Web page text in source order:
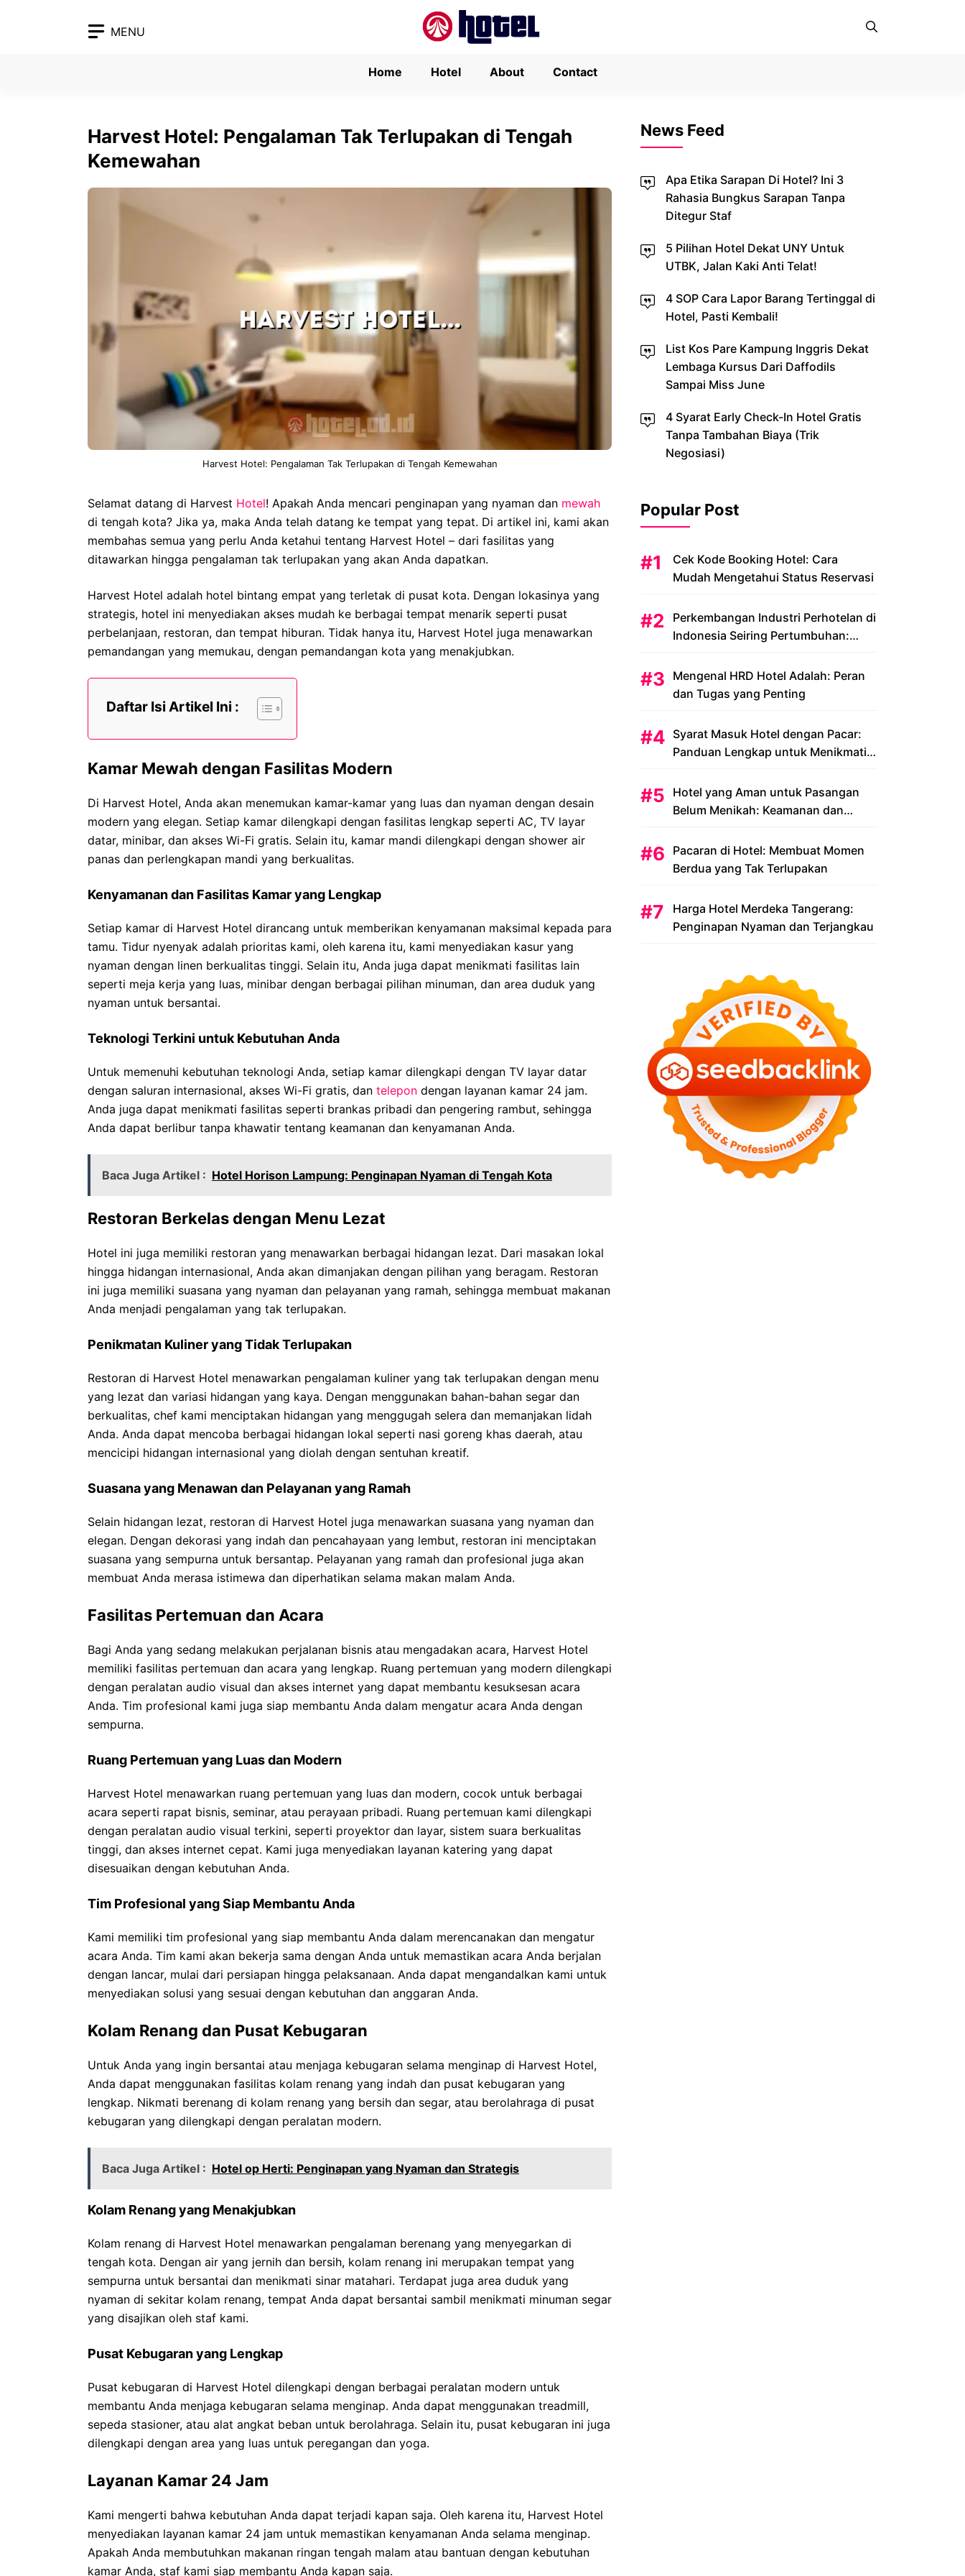
MENU
Home Hotel About Contact
Harvest Hotel: Pengalaman Tak Terlupakan di Tengah
Kemewahan
Harvest Hotel: Pengalaman Tak Terlupakan di Tengah Kemewahan
Selamat datang di Harvest Hotel! Apakah Anda mencari penginapan yang nyaman dan mewah
di tengah kota? Jika ya, maka Anda telah datang ke tempat yang tepat. Di artikel ini, kami akan
membahas semua yang perlu Anda ketahui tentang Harvest Hotel – dari fasilitas yang
ditawarkan hingga pengalaman tak terlupakan yang akan Anda dapatkan.
Harvest Hotel adalah hotel bintang empat yang terletak di pusat kota. Dengan lokasinya yang
strategis, hotel ini menyediakan akses mudah ke berbagai tempat menarik seperti pusat
perbelanjaan, restoran, dan tempat hiburan. Tidak hanya itu, Harvest Hotel juga menawarkan
pemandangan yang memukau, dengan pemandangan kota yang menakjubkan.
Daftar Isi Artikel Ini :
Kamar Mewah dengan Fasilitas Modern
Di Harvest Hotel, Anda akan menemukan kamar-kamar yang luas dan nyaman dengan desain
modern yang elegan. Setiap kamar dilengkapi dengan fasilitas lengkap seperti AC, TV layar
datar, minibar, dan akses Wi-Fi gratis. Selain itu, kamar mandi dilengkapi dengan shower air
panas dan perlengkapan mandi yang berkualitas.
Kenyamanan dan Fasilitas Kamar yang Lengkap
Setiap kamar di Harvest Hotel dirancang untuk memberikan kenyamanan maksimal kepada para
tamu. Tidur nyenyak adalah prioritas kami, oleh karena itu, kami menyediakan kasur yang
nyaman dengan linen berkualitas tinggi. Selain itu, Anda juga dapat menikmati fasilitas lain
seperti meja kerja yang luas, minibar dengan berbagai pilihan minuman, dan area duduk yang
nyaman untuk bersantai.
Teknologi Terkini untuk Kebutuhan Anda
Untuk memenuhi kebutuhan teknologi Anda, setiap kamar dilengkapi dengan TV layar datar
dengan saluran internasional, akses Wi-Fi gratis, dan telepon dengan layanan kamar 24 jam.
Anda juga dapat menikmati fasilitas seperti brankas pribadi dan pengering rambut, sehingga
Anda dapat berlibur tanpa khawatir tentang keamanan dan kenyamanan Anda.
Baca Juga Artikel : Hotel Horison Lampung: Penginapan Nyaman di Tengah Kota
Restoran Berkelas dengan Menu Lezat
Hotel ini juga memiliki restoran yang menawarkan berbagai hidangan lezat. Dari masakan lokal
hingga hidangan internasional, Anda akan dimanjakan dengan pilihan yang beragam. Restoran
ini juga memiliki suasana yang nyaman dan pelayanan yang ramah, sehingga membuat makanan
Anda menjadi pengalaman yang tak terlupakan.
Penikmatan Kuliner yang Tidak Terlupakan
Restoran di Harvest Hotel menawarkan pengalaman kuliner yang tak terlupakan dengan menu
yang lezat dan variasi hidangan yang kaya. Dengan menggunakan bahan-bahan segar dan
berkualitas, chef kami menciptakan hidangan yang menggugah selera dan memanjakan lidah
Anda. Anda dapat mencoba berbagai hidangan lokal seperti nasi goreng khas daerah, atau
mencicipi hidangan internasional yang diolah dengan sentuhan kreatif.
Suasana yang Menawan dan Pelayanan yang Ramah
Selain hidangan lezat, restoran di Harvest Hotel juga menawarkan suasana yang nyaman dan
elegan. Dengan dekorasi yang indah dan pencahayaan yang lembut, restoran ini menciptakan
suasana yang sempurna untuk bersantap. Pelayanan yang ramah dan profesional juga akan
membuat Anda merasa istimewa dan diperhatikan selama makan malam Anda.
Fasilitas Pertemuan dan Acara
Bagi Anda yang sedang melakukan perjalanan bisnis atau mengadakan acara, Harvest Hotel
memiliki fasilitas pertemuan dan acara yang lengkap. Ruang pertemuan yang modern dilengkapi
dengan peralatan audio visual dan akses internet yang dapat membantu kesuksesan acara
Anda. Tim profesional kami juga siap membantu Anda dalam mengatur acara Anda dengan
sempurna.
Ruang Pertemuan yang Luas dan Modern
Harvest Hotel menawarkan ruang pertemuan yang luas dan modern, cocok untuk berbagai
acara seperti rapat bisnis, seminar, atau perayaan pribadi. Ruang pertemuan kami dilengkapi
dengan peralatan audio visual terkini, seperti proyektor dan layar, sistem suara berkualitas
tinggi, dan akses internet cepat. Kami juga menyediakan layanan katering yang dapat
disesuaikan dengan kebutuhan Anda.
Tim Profesional yang Siap Membantu Anda
Kami memiliki tim profesional yang siap membantu Anda dalam merencanakan dan mengatur
acara Anda. Tim kami akan bekerja sama dengan Anda untuk memastikan acara Anda berjalan
dengan lancar, mulai dari persiapan hingga pelaksanaan. Anda dapat mengandalkan kami untuk
menyediakan solusi yang sesuai dengan kebutuhan dan anggaran Anda.
Kolam Renang dan Pusat Kebugaran
Untuk Anda yang ingin bersantai atau menjaga kebugaran selama menginap di Harvest Hotel,
Anda dapat menggunakan fasilitas kolam renang yang indah dan pusat kebugaran yang
lengkap. Nikmati berenang di kolam renang yang bersih dan segar, atau berolahraga di pusat
kebugaran yang dilengkapi dengan peralatan modern.
Baca Juga Artikel : Hotel op Herti: Penginapan yang Nyaman dan Strategis
Kolam Renang yang Menakjubkan
Kolam renang di Harvest Hotel menawarkan pengalaman berenang yang menyegarkan di
tengah kota. Dengan air yang jernih dan bersih, kolam renang ini merupakan tempat yang
sempurna untuk bersantai dan menikmati sinar matahari. Terdapat juga area duduk yang
nyaman di sekitar kolam renang, tempat Anda dapat bersantai sambil menikmati minuman segar
yang disajikan oleh staf kami.
Pusat Kebugaran yang Lengkap
Pusat kebugaran di Harvest Hotel dilengkapi dengan berbagai peralatan modern untuk
membantu Anda menjaga kebugaran selama menginap. Anda dapat menggunakan treadmill,
sepeda stasioner, atau alat angkat beban untuk berolahraga. Selain itu, pusat kebugaran ini juga
dilengkapi dengan area yang luas untuk peregangan dan yoga.
Layanan Kamar 24 Jam
Kami mengerti bahwa kebutuhan Anda dapat terjadi kapan saja. Oleh karena itu, Harvest Hotel
menyediakan layanan kamar 24 jam untuk memastikan kenyamanan Anda selama menginap.
Apakah Anda membutuhkan makanan ringan tengah malam atau bantuan dengan kebutuhan
kamar Anda, staf kami siap membantu Anda kapan saja.
News Feed
Apa Etika Sarapan Di Hotel? Ini 3
Rahasia Bungkus Sarapan Tanpa
Ditegur Staf
5 Pilihan Hotel Dekat UNY Untuk
UTBK, Jalan Kaki Anti Telat!
4 SOP Cara Lapor Barang Tertinggal di
Hotel, Pasti Kembali!
List Kos Pare Kampung Inggris Dekat
Lembaga Kursus Dari Daffodils
Sampai Miss June
4 Syarat Early Check-In Hotel Gratis
Tanpa Tambahan Biaya (Trik
Negosiasi)
Popular Post
Cek Kode Booking Hotel: Cara
Mudah Mengetahui Status Reservasi
Perkembangan Industri Perhotelan di
Indonesia Seiring Pertumbuhan:
Mengenal HRD Hotel Adalah: Peran
dan Tugas yang Penting
Syarat Masuk Hotel dengan Pacar:
Panduan Lengkap untuk Menikmati
Hotel yang Aman untuk Pasangan
Belum Menikah: Keamanan dan
Pacaran di Hotel: Membuat Momen
Berdua yang Tak Terlupakan
Harga Hotel Merdeka Tangerang:
Penginapan Nyaman dan Terjangkau